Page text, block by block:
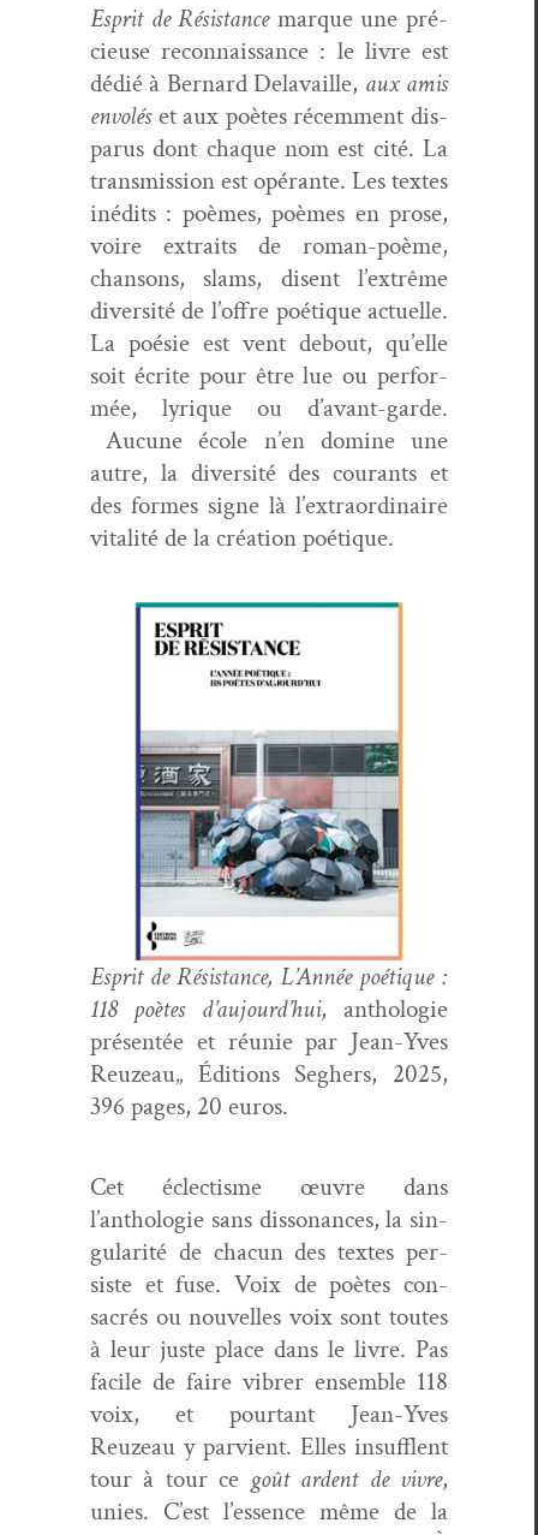
Esprit de Résis­tancemar­que une pré­
cieuse recon­nais­sance : le livre est
dédié à Bernard Delavaille, aux amis
envoléset aux poètes récem­ment dis­
parusdont chaque nom est cité. La
trans­mis­sion est opérante. Les textes
inédits : poèmes, poèmes en prose,
voire extraits de roman-poème,
chan­sons, slams, dis­ent l’extrême
diver­sité de l’offre poé­tique actuelle.
La poésie est vent debout, qu’elle
soit écrite pour être lue ou per­for­
mée, lyrique ou d’avant-garde.
Aucune école n’en domine une
autre, la diver­sité des courants et
des formes signe là l’extraordinaire
vital­ité de la créa­tion poétique.
Esprit de Résis­tance, L’Année poé­tique :
118 poètes d’aujourd’hui, antholo­gie
présen­tée et réu­nie par Jean-Yves
Reuzeau„ Édi­tions Seghers, 2025,
396 pages, 20 euros.
Cet éclec­tisme œuvre dans
l’anthologie sans dis­so­nances, la sin­
gu­lar­ité de cha­cun des textes per­
siste et fuse. Voix de poètes con­
sacrés ou nou­velles voix sont toutes
à leur juste place dans le livre. Pas
facile de faire vibr­er ensem­ble 118
voix, et pour­tant Jean-Yves
Reuzeau y parvient. Elles insuf­flent
tour à tour ce goût ardent de vivre,
unies. C’est l’essence même de la